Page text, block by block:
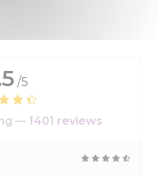
/5
— 1401 reviews